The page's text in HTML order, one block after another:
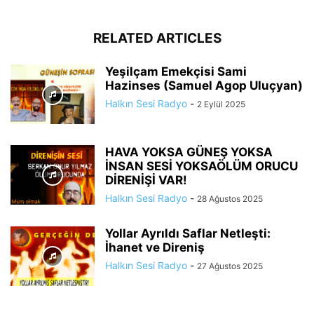
RELATED ARTICLES
Yeşilçam Emekçisi Sami
Hazinses (Samuel Agop Uluçyan)
Halkın Sesi Radyo - 2 Eylül 2025
HAVA YOKSA GÜNEŞ YOKSA
İNSAN SESİ YOKSAÖLÜM ORUCU
DİRENİŞİ VAR!
Halkın Sesi Radyo - 28 Ağustos 2025
Yollar Ayrıldı Saflar Netleşti:
İhanet ve Direniş
Halkın Sesi Radyo - 27 Ağustos 2025